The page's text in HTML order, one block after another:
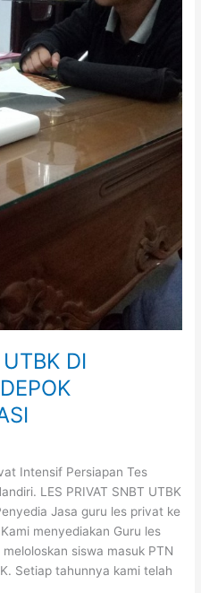
DI
Intensif Persiapan Tes
LES PRIVAT SNBT UTBK
Jasa guru les privat ke
menyediakan Guru les
siswa masuk PTN
Setiap tahunnya kami telah